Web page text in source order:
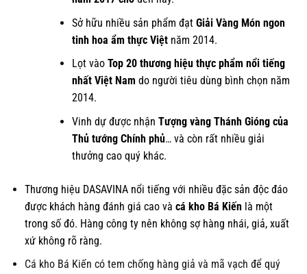
Sở hữu nhiều sản phẩm đạt Giải Vàng Món ngon
tinh hoa ẩm thực Việt năm 2014.
Lọt vào Top 20 thương hiệu thực phẩm nổi tiếng
nhất Việt Nam do người tiêu dùng bình chọn năm
2014.
Vinh dự được nhận Tượng vàng Thánh Gióng của
Thủ tướng Chính phủ… và còn rất nhiều giải
thưởng cao quý khác.
Thương hiệu DASAVINA nổi tiếng với nhiều đặc sản độc đáo
được khách hàng đánh giá cao và cá kho Bá Kiến là một
trong số đó. Hàng công ty nên không sợ hàng nhái, giả, xuất
xứ không rõ ràng.
Cá kho Bá Kiến có tem chống hàng giả và mã vạch để quý